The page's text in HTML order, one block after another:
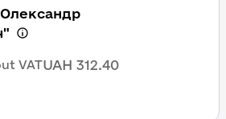
VATUAH 312.40